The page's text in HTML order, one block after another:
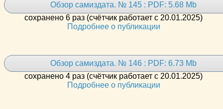
Обзор самиздата. № 145 : PDF: 5.68 Mb
сохранено 6 раз (счётчик работает с 20.01.2025)
Подробнее о публикации
Обзор самиздата. № 146 : PDF: 6.73 Mb
сохранено 4 раз (счётчик работает с 20.01.2025)
Подробнее о публикации